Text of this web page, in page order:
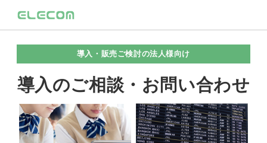
導入・販売ご検討の法人様向け
導入のご相談・お問い合わせ